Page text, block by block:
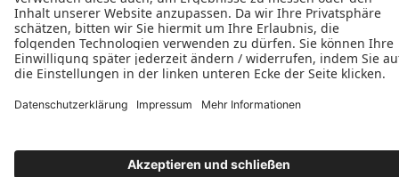
Schreinerei Dietrich Kohlert © 2026